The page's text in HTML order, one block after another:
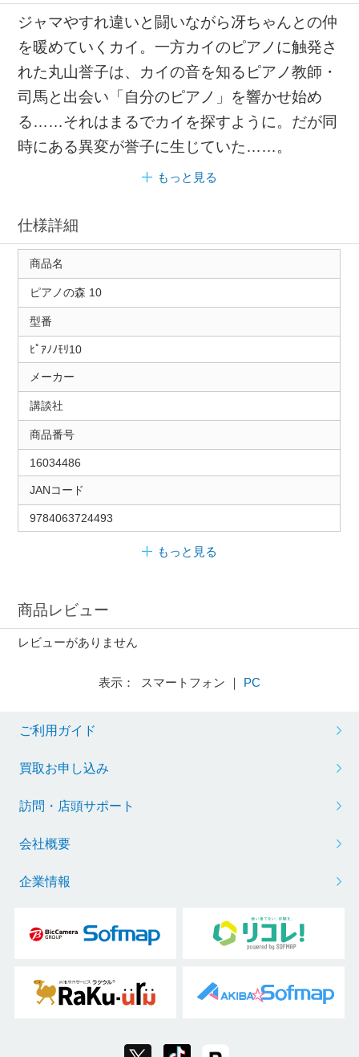
ジャマやすれ違いと闘いながら冴ちゃんとの仲
を暖めていくカイ。一方カイのピアノに触発さ
れた丸山誉子は、カイの音を知るピアノ教師・
司馬と出会い「自分のピアノ」を響かせ始め
る……それはまるでカイを探すように。だが同
時にある異変が誉子に生じていた……。
もっと見る
仕様詳細
商品名
ピアノの森 10
型番
ﾋﾟｱﾉﾉﾓﾘ10
メーカー
講談社
商品番号
16034486
JANコード
9784063724493
もっと見る
商品レビュー
レビューがありません
表示： スマートフォン ｜ PC
ご利用ガイド
買取お申し込み
訪問・店頭サポート
会社概要
企業情報